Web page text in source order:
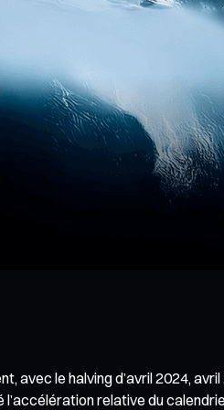
le halving d’avril 2024,
relative du